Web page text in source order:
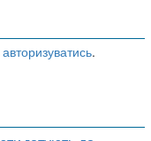
авторизуватись.